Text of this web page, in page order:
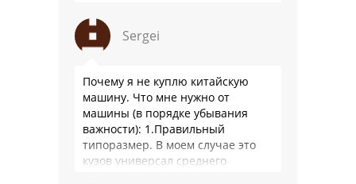
почти все китайские
производители работают …
Sergei
Почему я не куплю китайскую
машину. Что мне нужно от
машины (в порядке убывания
важности): 1.Правильный
типоразмер. В моем случае это
кузов универсал среднего